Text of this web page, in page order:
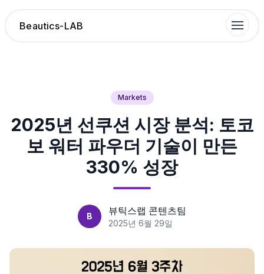
Beautics-LAB
성분분석
나의 스킨케어
Markets
2025년 선쿠션 시장 분석: 토코
보 워터 파우더 기술이 만든
330% 성장
B 뷰틱스랩 콘텐츠팀
2025년 6월 29일